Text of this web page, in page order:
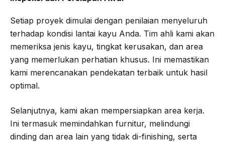
Setiap proyek dimulai dengan penilaian menyeluruh
terhadap kondisi lantai kayu Anda. Tim ahli kami akan
memeriksa jenis kayu, tingkat kerusakan, dan area
yang memerlukan perhatian khusus. Ini memastikan
kami merencanakan pendekatan terbaik untuk hasil
optimal.
Selanjutnya, kami akan mempersiapkan area kerja.
Ini termasuk memindahkan furnitur, melindungi
dinding dan area lain yang tidak di-finishing, serta